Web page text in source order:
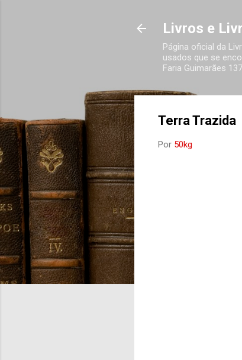
Livros e
Página oficial da
usados que se
Faria Guimarães
Terra Trazida
Por 50kg